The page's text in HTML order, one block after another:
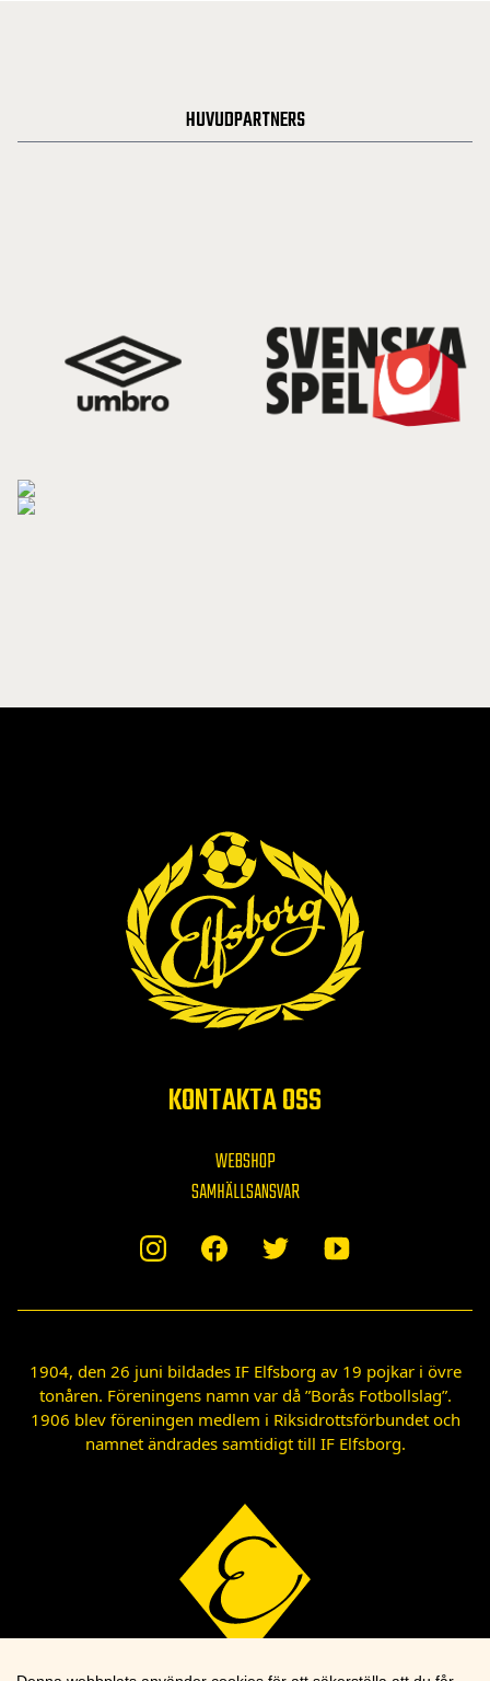
HUVUDPARTNERS
KONTAKTA OSS
WEBSHOP
SAMHÄLLSANSVAR
1904, den 26 juni bildades IF Elfsborg av 19 pojkar i övre
tonåren. Föreningens namn var då ”Borås Fotbollslag”.
1906 blev föreningen medlem i Riksidrottsförbundet och
namnet ändrades samtidigt till IF Elfsborg.